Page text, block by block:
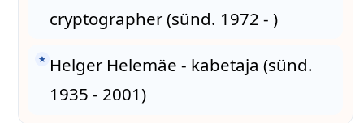
cryptographer (sünd. 1972 - )
★ Helger Helemäe - kabetaja (sünd.
1935 - 2001)